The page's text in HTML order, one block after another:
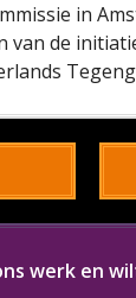
in
van de
werk en